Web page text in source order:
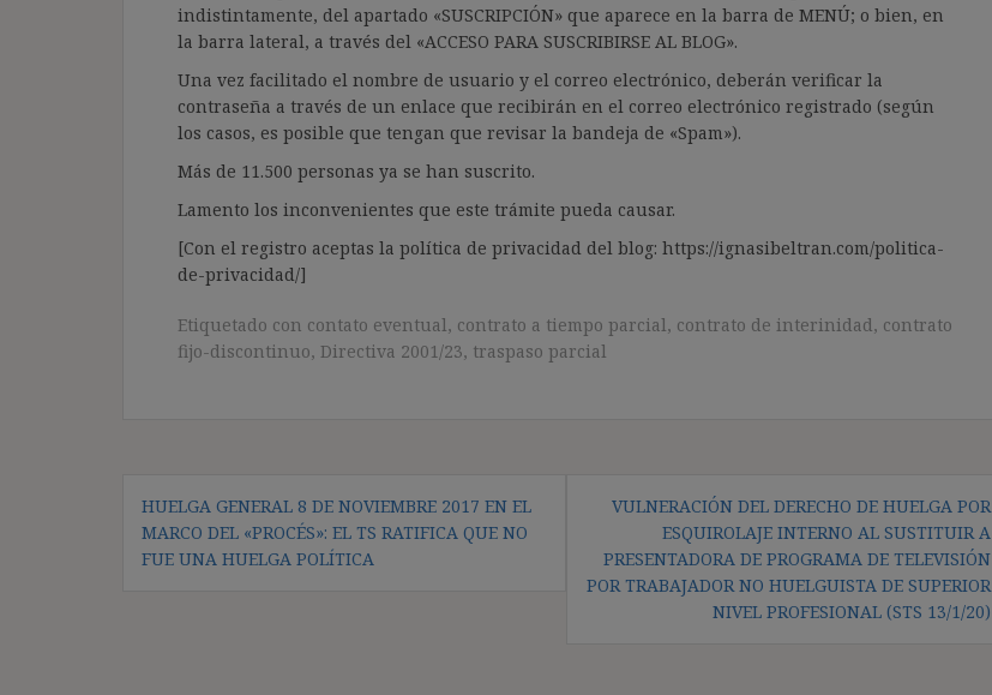
indistintamente, del apartado «SUSCRIPCIÓN» que aparece en la barra de MENÚ; o bien, en
la barra lateral, a través del «ACCESO PARA SUSCRIBIRSE AL BLOG».
Una vez facilitado el nombre de usuario y el correo electrónico, deberán verificar la
contraseña a través de un enlace que recibirán en el correo electrónico registrado (según
los casos, es posible que tengan que revisar la bandeja de «Spam»).
Más de 11.500 personas ya se han suscrito.
Lamento los inconvenientes que este trámite pueda causar.
[Con el registro aceptas la política de privacidad del blog: https://ignasibeltran.com/politica-
de-privacidad/]
Etiquetado con contato eventual, contrato a tiempo parcial, contrato de interinidad, contrato
fijo-discontinuo, Directiva 2001/23, traspaso parcial
de
entradas
HUELGA GENERAL 8 DE NOVIEMBRE 2017 EN EL
MARCO DEL «PROCÉS»: EL TS RATIFICA QUE NO
FUE UNA HUELGA POLÍTICA
VULNERACIÓN DEL DERECHO DE HUELGA POR
ESQUIROLAJE INTERNO AL SUSTITUIR A
PRESENTADORA DE PROGRAMA DE TELEVISIÓN
POR TRABAJADOR NO HUELGUISTA DE SUPERIOR
NIVEL PROFESIONAL (STS 13/1/20)